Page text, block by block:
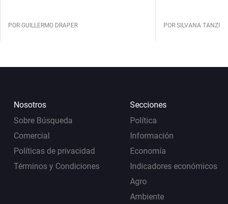
POR GUILLERMO DRAPER POR SILVANA TANZI
Nosotros
Sobre Búsqueda
Comercial
Políticas de privacidad
Términos y Condiciones
Secciones
Política
Información
Economía
Indicadores económicos
Agro
Ambiente